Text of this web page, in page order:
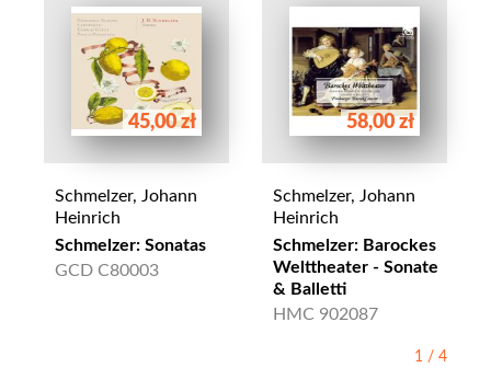
45,00 zł
Schmelzer, Johann
Heinrich
Schmelzer: Sonatas
GCD C80003
58,00 zł
Schmelzer, Johann
Heinrich
Schmelzer: Barockes
Welttheater - Sonate
& Balletti
HMC 902087
1 / 4